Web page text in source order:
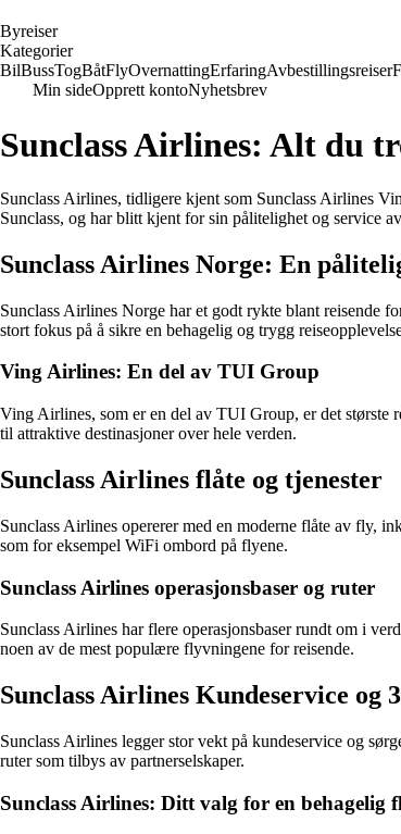
Byreiser
Kategorier
BilBussTogBåtFlyOvernattingErfaringAvbestillingsreiser
Min sideOpprett kontoNyhetsbrev
Sunclass Airlines: Alt du
Sunclass Airlines, tidligere kjent som Sunclass Airlines
Sunclass, og har blitt kjent for sin pålitelighet og service
Sunclass Airlines Norge: En
Sunclass Airlines Norge har et godt rykte blant reisende
stort fokus på å sikre en behagelig og trygg
Ving Airlines: En del av TUI Group
Ving Airlines, som er en del av TUI Group, er det største
til attraktive destinasjoner over hele verden.
Sunclass Airlines flåte og tjenester
Sunclass Airlines opererer med en moderne flåte av fly,
som for eksempel WiFi ombord på flyene.
Sunclass Airlines operasjonsbaser og ruter
Sunclass Airlines har flere operasjonsbaser rundt om i
noen av de mest populære flyvningene for reisende.
Sunclass Airlines Kundeservice og
Sunclass Airlines legger stor vekt på kundeservice og
ruter som tilbys av partnerselskaper.
Sunclass Airlines: Ditt valg for en behagelig